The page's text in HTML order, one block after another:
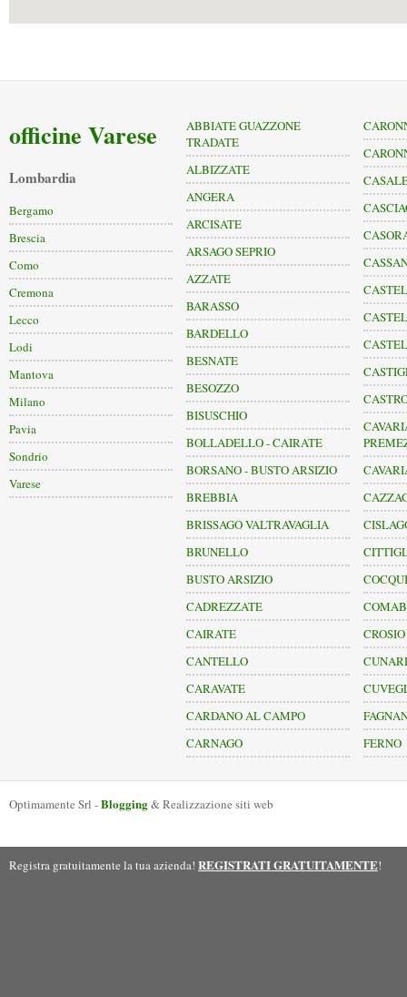
officine Varese
Lombardia
Bergamo
Brescia
Como
Cremona
Lecco
Lodi
Mantova
Milano
Pavia
Sondrio
Varese
ABBIATE GUAZZONE
TRADATE
ALBIZZATE
ANGERA
ARCISATE
ARSAGO SEPRIO
AZZATE
BARASSO
BARDELLO
BESNATE
BESOZZO
BISUSCHIO
BOLLADELLO - CAIRATE
BORSANO - BUSTO ARSIZIO
BREBBIA
BRISSAGO VALTRAVAGLIA
BRUNELLO
BUSTO ARSIZIO
CADREZZATE
CAIRATE
CANTELLO
CARAVATE
CARDANO AL CAMPO
CARNAGO
FERNO
Optimamente Srl -Blogging& Realizzazione siti web
Registra gratuitamente la tua azienda! REGISTRATI GRATUITAMENTE!